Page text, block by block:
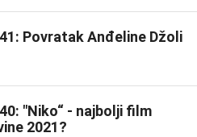
Povratak Anđeline Džoli
"Niko“ - najbolji film
2021?